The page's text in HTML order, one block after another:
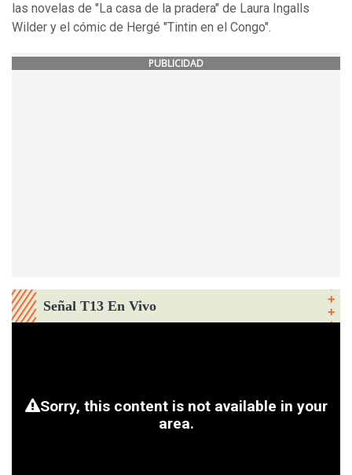
las novelas de "La casa de la pradera" de Laura Ingalls
Wilder y el cómic de Hergé "Tintin en el Congo".
PUBLICIDAD
Señal T13 En Vivo